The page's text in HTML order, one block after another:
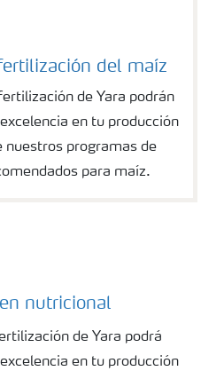
del maíz
de Yara podrán
en tu producción
nuestros programas de
para maíz.
el cultivo de Maiz
nutricional
de Yara podrá
en tu producción